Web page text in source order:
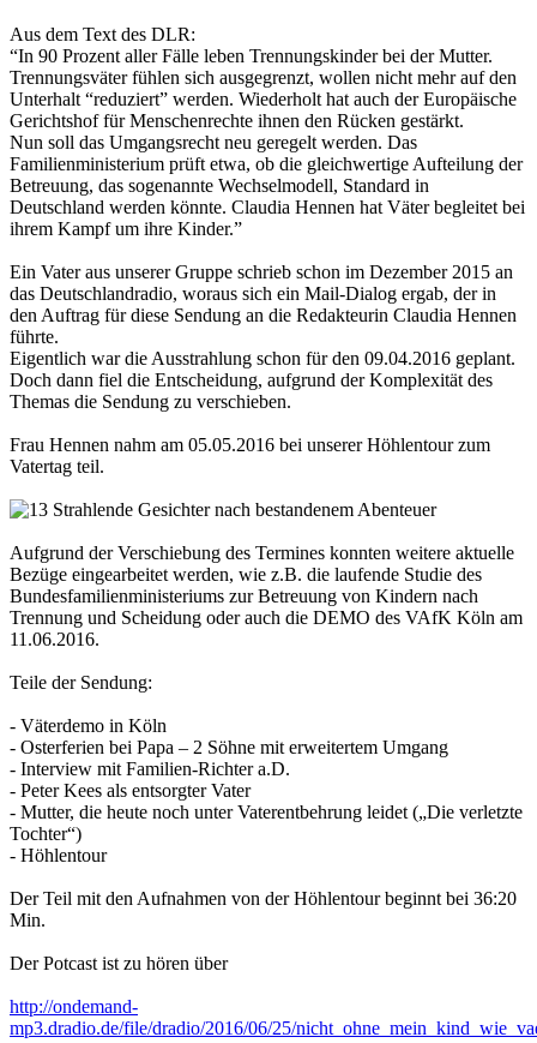
Aus dem Text des DLR:
“In 90 Prozent aller Fälle leben Trennungskinder bei der Mutter.
Trennungsväter fühlen sich ausgegrenzt, wollen nicht mehr auf den
Unterhalt “reduziert” werden. Wiederholt hat auch der Europäische
Gerichtshof für Menschenrechte ihnen den Rücken gestärkt.
Nun soll das Umgangsrecht neu geregelt werden. Das
Familienministerium prüft etwa, ob die gleichwertige Aufteilung der
Betreuung, das sogenannte Wechselmodell, Standard in
Deutschland werden könnte. Claudia Hennen hat Väter begleitet bei
ihrem Kampf um ihre Kinder.”
Ein Vater aus unserer Gruppe schrieb schon im Dezember 2015 an
das Deutschlandradio, woraus sich ein Mail-Dialog ergab, der in
den Auftrag für diese Sendung an die Redakteurin Claudia Hennen
führte.
Eigentlich war die Ausstrahlung schon für den 09.04.2016 geplant.
Doch dann fiel die Entscheidung, aufgrund der Komplexität des
Themas die Sendung zu verschieben.
Frau Hennen nahm am 05.05.2016 bei unserer Höhlentour zum
Vatertag teil.
Aufgrund der Verschiebung des Termines konnten weitere aktuelle
Bezüge eingearbeitet werden, wie z.B. die laufende Studie des
Bundesfamilienministeriums zur Betreuung von Kindern nach
Trennung und Scheidung oder auch die DEMO des VAfK Köln am
11.06.2016.
Teile der Sendung:
- Väterdemo in Köln
- Osterferien bei Papa – 2 Söhne mit erweitertem Umgang
- Interview mit Familien-Richter a.D.
- Peter Kees als entsorgter Vater
- Mutter, die heute noch unter Vaterentbehrung leidet („Die verletzte
Tochter“)
- Höhlentour
Der Teil mit den Aufnahmen von der Höhlentour beginnt bei 36:20
Min.
Der Potcast ist zu hören über
http://ondemand-
mp3.dradio.de/file/dradio/2016/06/25/